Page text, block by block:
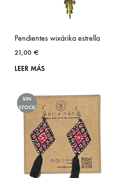
Pendientes wixárika estrella
21,00 €
LEER MÁS
SIN
STOCK